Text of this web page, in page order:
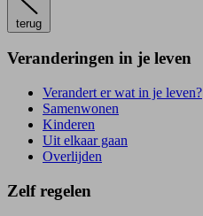
terug
Veranderingen in je leven
Verandert er wat in je leven?
Samenwonen
Kinderen
Uit elkaar gaan
Overlijden
Zelf regelen